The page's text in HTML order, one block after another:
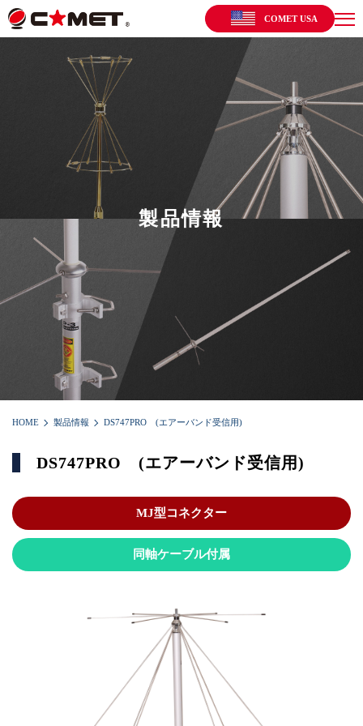
COMET USA
製品情報
HOME 製品情報 DS747PRO (エアーバンド受信用)
DS747PRO (エアーバンド受信用)
MJ型コネクター
同軸ケーブル付属